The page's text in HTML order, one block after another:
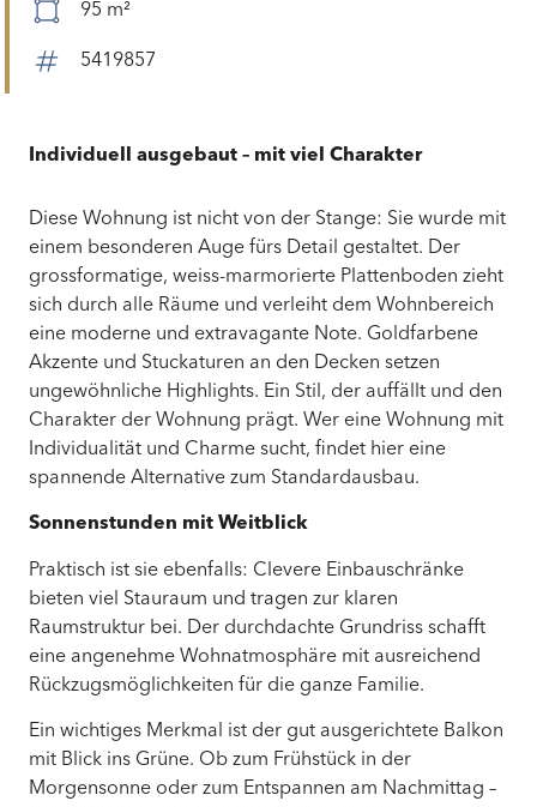
95 m²
5419857
Individuell ausgebaut – mit viel Charakter
Diese Wohnung ist nicht von der Stange: Sie wurde mit
einem besonderen Auge fürs Detail gestaltet. Der
grossformatige, weiss-marmorierte Plattenboden zieht
sich durch alle Räume und verleiht dem Wohnbereich
eine moderne und extravagante Note. Goldfarbene
Akzente und Stuckaturen an den Decken setzen
ungewöhnliche Highlights. Ein Stil, der auffällt und den
Charakter der Wohnung prägt. Wer eine Wohnung mit
Individualität und Charme sucht, findet hier eine
spannende Alternative zum Standardausbau.
Sonnenstunden mit Weitblick
Praktisch ist sie ebenfalls: Clevere Einbauschränke
bieten viel Stauraum und tragen zur klaren
Raumstruktur bei. Der durchdachte Grundriss schafft
eine angenehme Wohnatmosphäre mit ausreichend
Rückzugsmöglichkeiten für die ganze Familie.
Ein wichtiges Merkmal ist der gut ausgerichtete Balkon
mit Blick ins Grüne. Ob zum Frühstück in der
Morgensonne oder zum Entspannen am Nachmittag –